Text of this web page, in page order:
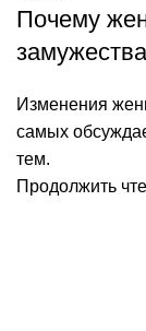
Почему
Изменения
самых
тем.
Продолжить